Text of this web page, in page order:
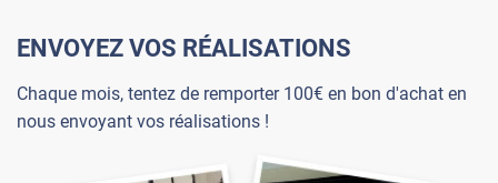
ENVOYEZ VOS RÉALISATIONS
Chaque mois, tentez de remporter 100€ en bon d'achat en
nous envoyant vos réalisations !